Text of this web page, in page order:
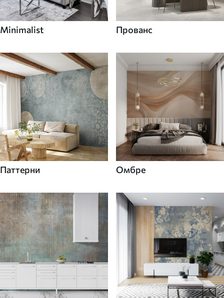
Minimalist Прованс
Паттерни Омбре